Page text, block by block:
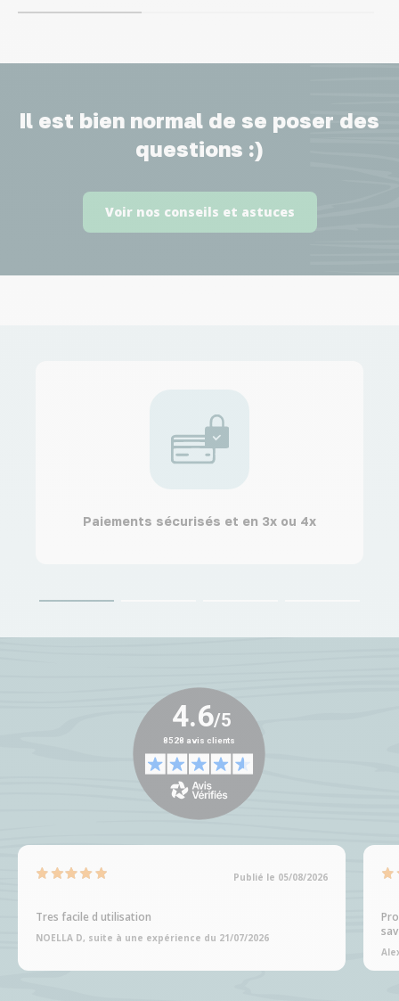
Il est bien normal de se poser des
questions :)
Voir nos conseils et astuces
Paiements sécurisés et en 3x ou 4x
Publié le 05/08/2026
Tres facile d utilisation
NOELLA D, suite à une expérience du 21/07/2026